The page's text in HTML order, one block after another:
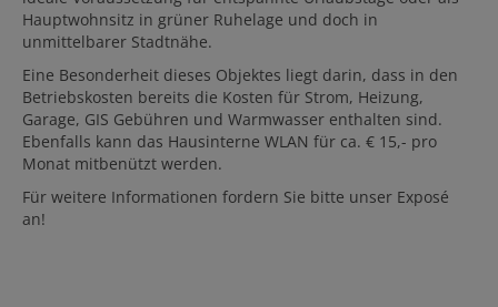
Hauptwohnsitz in grüner Ruhelage und doch in
unmittelbarer Stadtnähe.
Eine Besonderheit dieses Objektes liegt darin, dass in den
Betriebskosten bereits die Kosten für Strom, Heizung,
Garage, GIS Gebühren und Warmwasser enthalten sind.
Ebenfalls kann das Hausinterne WLAN für ca. € 15,- pro
Monat mitbenützt werden.
Für weitere Informationen fordern Sie bitte unser Exposé
an!